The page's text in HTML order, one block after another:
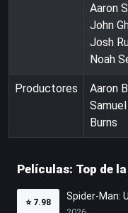
Aaron
John
Josh
Noah
Productores
Aaron
Burns
Películas: Top de
⭐ 7.98
Spider-Man: